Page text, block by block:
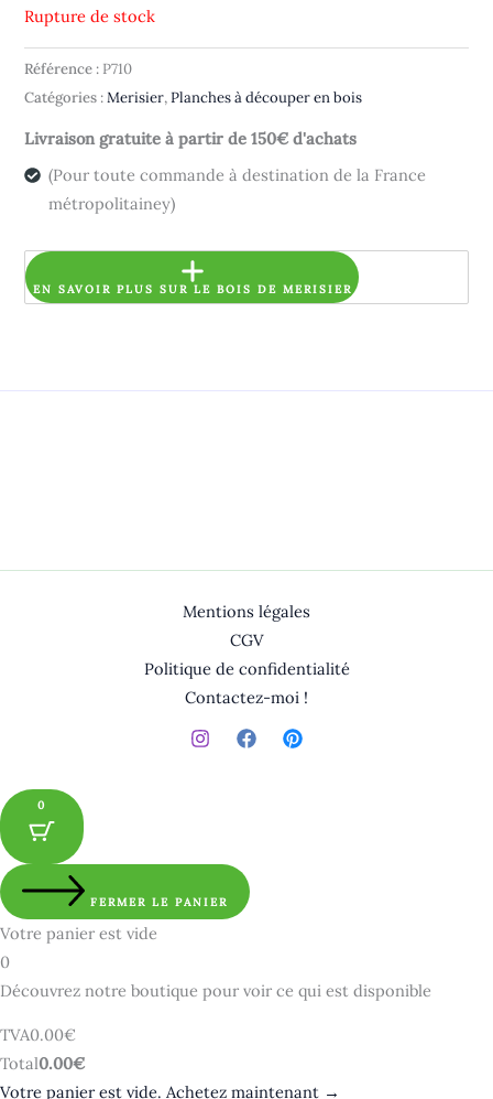
Rupture de stock
Référence : P710
Catégories :Merisier,Planches à découper en bois
Livraison gratuite à partir de 150€ d'achats
(Pour toute commande à destination de la France
métropolitainey)
EN SAVOIR PLUS SUR LE BOIS DE MERISIER
Mentions légales
CGV
Politique de confidentialité
Contactez-moi !
0
FERMER LE PANIER
Votre panier est vide
0
Découvrez notre boutique pour voir ce qui est disponible
Montant
de
la
TVA0.00€
Total
du
Total0.00€
Votre panier est vide. Achetez maintenant →